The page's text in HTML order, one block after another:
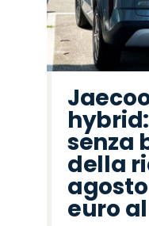
senza
della
agosto
euro